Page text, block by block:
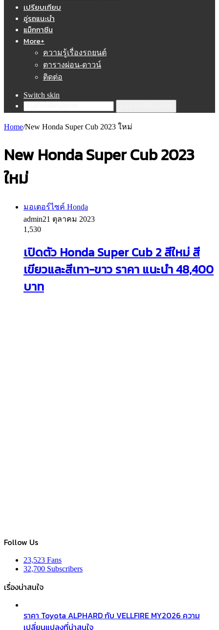
เปรียบเทียบ
อู่รถแนะนำ
แม็กกาซีน
More+
ความรู้เรื่องรถยนต์
ตารางผ่อน-ดาวน์
ติดต่อ
Switch skin
Home/New Honda Super Cub 2023 ใหม่
New Honda Super Cub 2023
ใหม่
มอเตอร์ไซค์ Honda
admin21 ตุลาคม 2023
1,530
เปิดตัว Honda Super Cub 2 สีใหม่ สี
เขียวและสีเทา-ขาว ราคา แนะนำ 48,400
บาท
Follow Us
23,523 Fans
32,700 Subscribers
เรื่องน่าสนใจ
ราคา Toyota ALPHARD กับ VELLFIRE MY2026 ความ
เปลี่ยนแปลงที่น่าสนใจ